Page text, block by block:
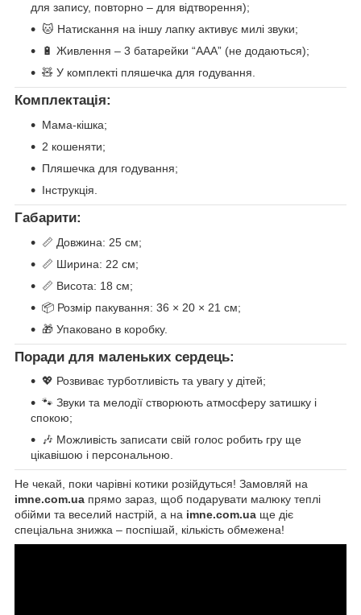
для запису, повторно – для відтворення);
🐱 Натискання на іншу лапку активує милі звуки;
🔋 Живлення – 3 батарейки “ААА” (не додаються);
🧸 У комплекті пляшечка для годування.
Комплектація:
Мама-кішка;
2 кошеняти;
Пляшечка для годування;
Інструкція.
Габарити:
📏 Довжина: 25 см;
📏 Ширина: 22 см;
📏 Висота: 18 см;
📦 Розмір пакування: 36 × 20 × 21 см;
🎁 Упаковано в коробку.
Поради для маленьких сердець:
💖 Розвиває турботливість та увагу у дітей;
🐾 Звуки та мелодії створюють атмосферу затишку і
спокою;
🎶 Можливість записати свій голос робить гру ще
цікавішою і персональною.
Не чекай, поки чарівні котики розійдуться! Замовляй на
imne.com.ua прямо зараз, щоб подарувати малюку теплі
обійми та веселий настрій, а на imne.com.ua ще діє
спеціальна знижка – поспішай, кількість обмежена!